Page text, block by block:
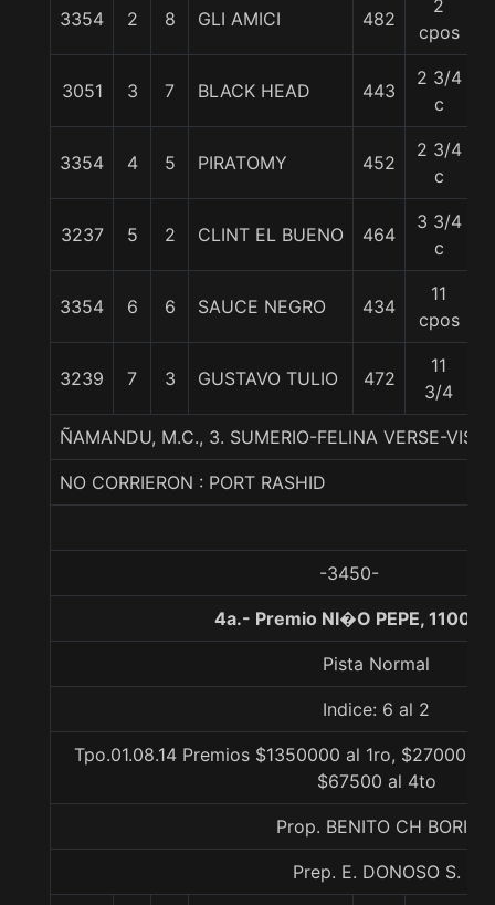
3354 2 8 GLI AMICI 482
2
cpos
3051 3 7 BLACK HEAD 443
2 3/4
c
3354 4 5 PIRATOMY 452
2 3/4
c
3237 5 2 CLINT EL BUENO 464
3 3/4
c
3354 6 6 SAUCE NEGRO 434
11
cpos
3239 7 3 GUSTAVO TULIO 472
11
3/4
ÑAMANDU, M.C., 3. SUMERIO-FELINA VERSE-
NO CORRIERON : PORT RASHID
-3450-
4a.- Premio NI�O PEPE, 1100
Pista Normal
Indice: 6 al 2
Tpo.01.08.14 Premios $1350000 al 1ro, $270000
$67500 al 4to
Prop. BENITO CH BORIL
Prep. E. DONOSO S.